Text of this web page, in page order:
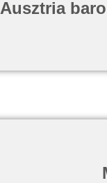
Ausztria